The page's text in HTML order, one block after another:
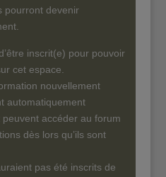
pourront devenir
inscrit(e) pour pouvoir
cet espace.
nouvellement
automatiquement
accéder au forum
dès lors qu’ils sont
pas été inscrits de